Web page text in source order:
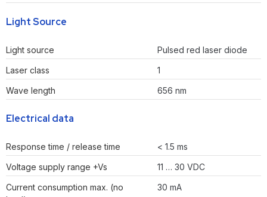
Light Source
Light source
Pulsed red laser diode
Laser class
1
Wave length
656 nm
Electrical data
Response time / release time
< 1.5 ms
Voltage supply range +Vs
11 … 30 VDC
Current consumption max. (no
30 mA